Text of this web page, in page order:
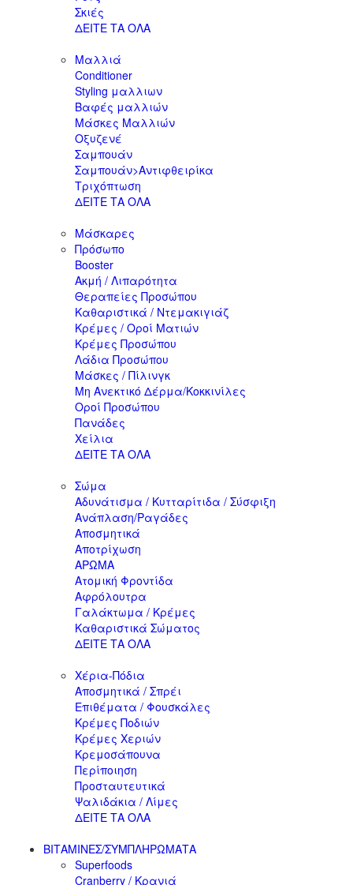
Σκιές
ΔΕΙΤΕ ΤΑ ΟΛΑ
Μαλλιά
Conditioner
Styling μαλλιων
Βαφές μαλλιών
Μάσκες Μαλλιών
Οξυζενέ
Σαμπουάν
Σαμπουάν>Αντιφθειρίκα
Τριχόπτωση
ΔΕΙΤΕ ΤΑ ΟΛΑ
Μάσκαρες
Πρόσωπο
Booster
Ακμή / Λιπαρότητα
Θεραπείες Προσώπου
Καθαριστικά / Ντεμακιγιάζ
Κρέμες / Οροί Ματιών
Κρέμες Προσώπου
Λάδια Προσώπου
Μάσκες / Πίλινγκ
Μη Ανεκτικό Δέρμα/Κοκκινίλες
Οροί Προσώπου
Πανάδες
Χείλια
ΔΕΙΤΕ ΤΑ ΟΛΑ
Σώμα
Αδυνάτισμα / Κυτταρίτιδα / Σύσφιξη
Ανάπλαση/Ραγάδες
Αποσμητικά
Αποτρίχωση
ΑΡΩΜΑ
Ατομική Φροντίδα
Αφρόλουτρα
Γαλάκτωμα / Κρέμες
Καθαριστικά Σώματος
ΔΕΙΤΕ ΤΑ ΟΛΑ
Χέρια-Πόδια
Αποσμητικά / Σπρέι
Επιθέματα / Φουσκάλες
Κρέμες Ποδιών
Κρέμες Χεριών
Κρεμοσάπουνα
Περίποιηση
Προσταυτευτικά
Ψαλιδάκια / Λίμες
ΔΕΙΤΕ ΤΑ ΟΛΑ
ΒΙΤΑΜΙΝΕΣ/ΣΥΜΠΛΗΡΩΜΑΤΑ
Superfoods
Cranberry / Κρανιά